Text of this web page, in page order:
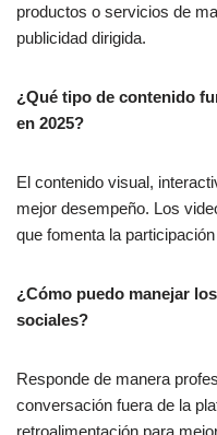
productos o servicios de
publicidad dirigida.
¿Qué tipo de contenido
en 2025?
El contenido visual,
mejor desempeño. Los
que fomenta la
¿Cómo puedo manejar
sociales?
Responde de manera
conversación fuera de la
retroalimentación para